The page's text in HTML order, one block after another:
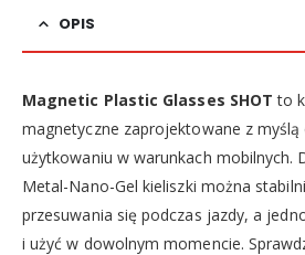
OPIS
Magnetic Plastic Glasses SHOT to
magnetyczne zaprojektowane z myślą
użytkowaniu w warunkach mobilnych.
Metal-Nano-Gel kieliszki można
przesuwania się podczas jazdy, a
i użyć w dowolnym momencie.